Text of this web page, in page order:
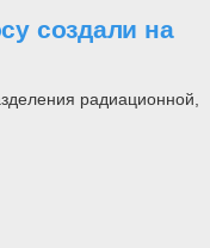
создали на
радиационной,